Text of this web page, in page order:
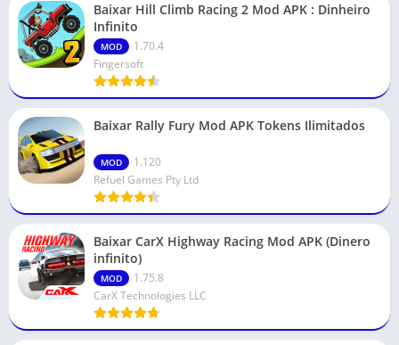
Baixar Hill Climb Racing 2 Mod APK : Dinheiro
Infinito
MOD
1.70.4
Fingersoft
Baixar Rally Fury Mod APK Tokens Ilimitados
MOD
1.120
Refuel Games Pty Ltd
Baixar CarX Highway Racing Mod APK (Dinero
infinito)
MOD
1.75.8
CarX Technologies LLC